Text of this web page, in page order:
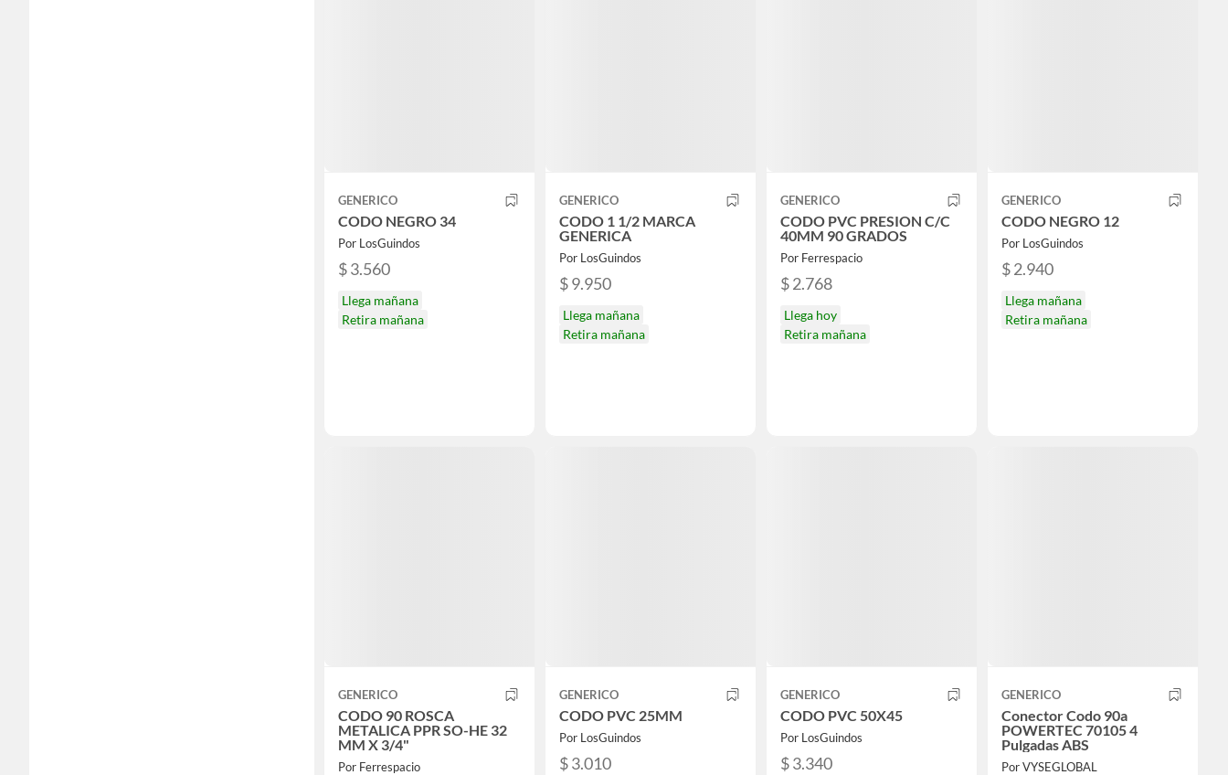
GENERICO
CODO NEGRO 34
Por LosGuindos
$ 3.560
Llega mañana
Retira mañana
GENERICO
CODO 1 1/2 MARCA
GENERICA
Por LosGuindos
$ 9.950
Llega mañana
Retira mañana
GENERICO
CODO PVC PRESION C/C
40MM 90 GRADOS
Por Ferrespacio
$ 2.768
Llega hoy
Retira mañana
GENERICO
CODO NEGRO 12
Por LosGuindos
$ 2.940
Llega mañana
Retira mañana
GENERICO
CODO 90 ROSCA
METALICA PPR SO-HE 32
MM X 3/4"
Por Ferrespacio
GENERICO
CODO PVC 25MM
Por LosGuindos
$ 3.010
GENERICO
CODO PVC 50X45
Por LosGuindos
$ 3.340
GENERICO
Conector Codo 90a
POWERTEC 70105 4
Pulgadas ABS
Por VYSEGLOBAL